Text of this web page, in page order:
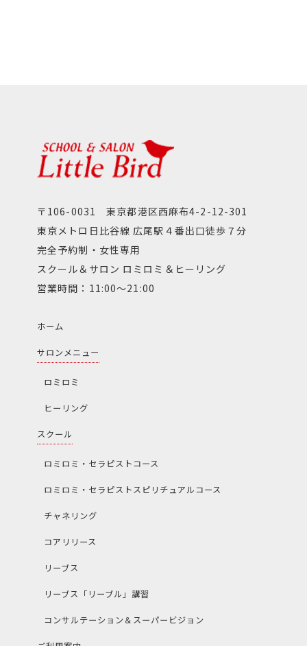
〒106-0031 東京都港区西麻布4-2-12-301
東京メトロ日比谷線 広尾駅４番出口徒歩７分
完全予約制・女性専用
スクール＆サロン ロミロミ＆ヒーリング
営業時間：11:00～21:00
ホーム
サロンメニュー
ロミロミ
ヒーリング
スクール
ロミロミ・セラピストコース
ロミロミ・セラピストスピリチュアルコース
チャネリング
コアリリース
リーブス
リーブス「リーブル」講習
コンサルテーション＆スーパービジョン